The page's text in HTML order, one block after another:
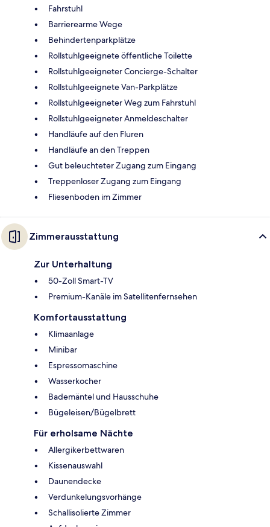
Fahrstuhl
Barrierearme Wege
Behindertenparkplätze
Rollstuhlgeeignete öffentliche Toilette
Rollstuhlgeeigneter Concierge-Schalter
Rollstuhlgeeignete Van-Parkplätze
Rollstuhlgeeigneter Weg zum Fahrstuhl
Rollstuhlgeeigneter Anmeldeschalter
Handläufe auf den Fluren
Handläufe an den Treppen
Gut beleuchteter Zugang zum Eingang
Treppenloser Zugang zum Eingang
Fliesenboden im Zimmer
Zimmerausstattung
Zur Unterhaltung
50-Zoll Smart-TV
Premium-Kanäle im Satellitenfernsehen
Komfortausstattung
Klimaanlage
Minibar
Espressomaschine
Wasserkocher
Bademäntel und Hausschuhe
Bügeleisen/Bügelbrett
Für erholsame Nächte
Allergikerbettwaren
Kissenauswahl
Daunendecke
Verdunkelungsvorhänge
Schallisolierte Zimmer